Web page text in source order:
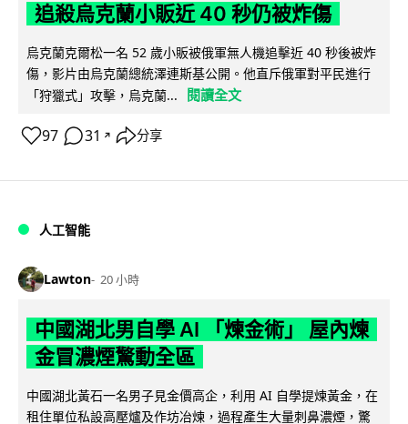
追殺烏克蘭小販近 40 秒仍被炸傷
烏克蘭克爾松一名 52 歲小販被俄軍無人機追擊近 40 秒後被炸
傷，影片由烏克蘭總統澤連斯基公開。他直斥俄軍對平民進行
「狩獵式」攻擊，烏克蘭...
閱讀全文
97 31 ↗ 分享
人工智能
Lawton 20 小時
中國湖北男自學 AI 「煉金術」 屋內煉
金冒濃煙驚動全區
中國湖北黃石一名男子見金價高企，利用 AI 自學提煉黃金，在
租住單位私設高壓爐及作坊冶煉，過程產生大量刺鼻濃煙，驚